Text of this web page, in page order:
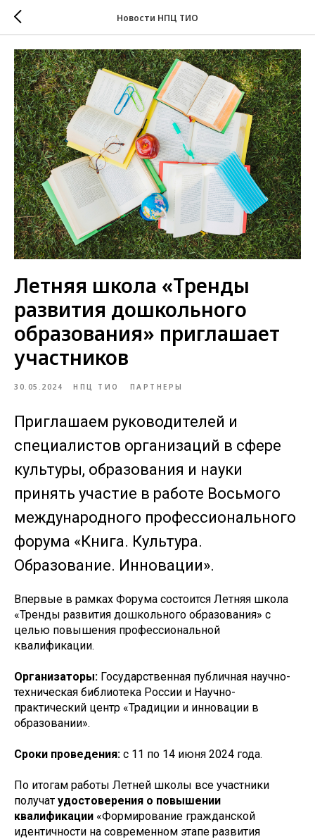
Новости НПЦ ТИО
Летняя школа «Тренды
развития дошкольного
образования» приглашает
участников
30.05.2024 НПЦ ТИО ПАРТНЕРЫ
Приглашаем руководителей и
специалистов организаций в сфере
культуры, образования и науки
принять участие в работе Восьмого
международного профессионального
форума «Книга. Культура.
Образование. Инновации».
Впервые в рамках Форума состоится Летняя школа
«Тренды развития дошкольного образования» с
целью повышения профессиональной
квалификации.
Организаторы: Государственная публичная научно-
техническая библиотека России и Научно-
практический центр «Традиции и инновации в
образовании».
Сроки проведения: с 11 по 14 июня 2024 года.
По итогам работы Летней школы все участники
получат удостоверения о повышении
квалификации «Формирование гражданской
идентичности на современном этапе развития